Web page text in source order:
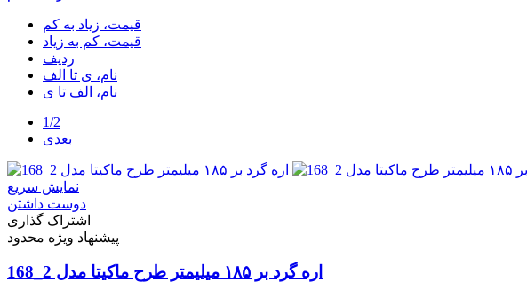
قیمت، زیاد به کم
قیمت، کم به زیاد
ردیف
نام، ی تا الف
نام، الف تا ی
1/2
بعدی
نمایش سریع
دوست داشتن
اشتراک گذاری
پیشنهاد ویژه محدود
اره گرد بر ۱۸۵ میلیمتر طرح ماکیتا مدل 2_168